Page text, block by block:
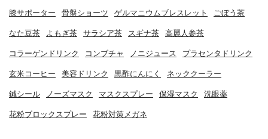
膝サポーター 骨盤ショーツ ゲルマニウムブレスレット ごぼう茶
なた豆茶 よもぎ茶 サラシア茶 スギナ茶 高麗人参茶
コラーゲンドリンク コンブチャ ノニジュース プラセンタドリンク
玄米コーヒー 美容ドリンク 黒酢にんにく ネッククーラー
鍼シール ノーズマスク マスクスプレー 保湿マスク 洗眼薬
花粉ブロックスプレー 花粉対策メガネ